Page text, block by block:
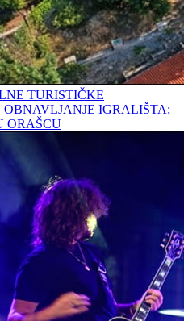
TURISTIČKE
OBNAVLJANJE IGRALIŠTA;
ORAŠCU